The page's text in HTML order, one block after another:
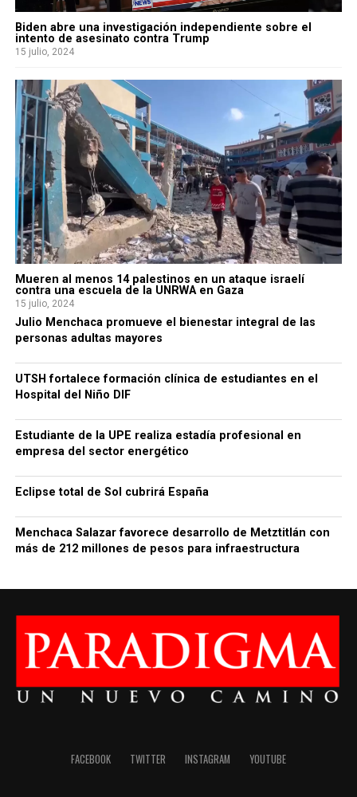
Biden abre una investigación independiente sobre el
intento de asesinato contra Trump
15 julio, 2024
Mueren al menos 14 palestinos en un ataque israelí
contra una escuela de la UNRWA en Gaza
15 julio, 2024
Julio Menchaca promueve el bienestar integral de las
personas adultas mayores
UTSH fortalece formación clínica de estudiantes en el
Hospital del Niño DIF
Estudiante de la UPE realiza estadía profesional en
empresa del sector energético
Eclipse total de Sol cubrirá España
Menchaca Salazar favorece desarrollo de Metztitlán con
más de 212 millones de pesos para infraestructura
FACEBOOK TWITTER INSTAGRAM YOUTUBE